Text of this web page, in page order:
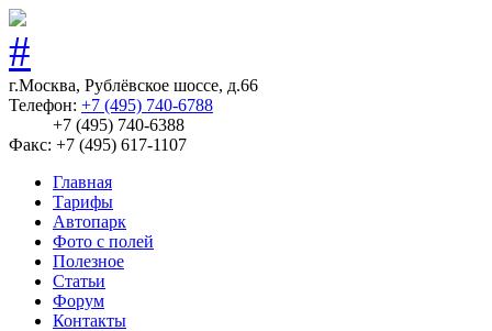
г.Москва, Рублёвское шоссе, д.66
Телефон: +7 (495) 740-6788
+7 (495) 740-6388
Факс: +7 (495) 617-1107
Главная
Тарифы
Автопарк
Фото с полей
Полезное
Статьи
Форум
Контакты